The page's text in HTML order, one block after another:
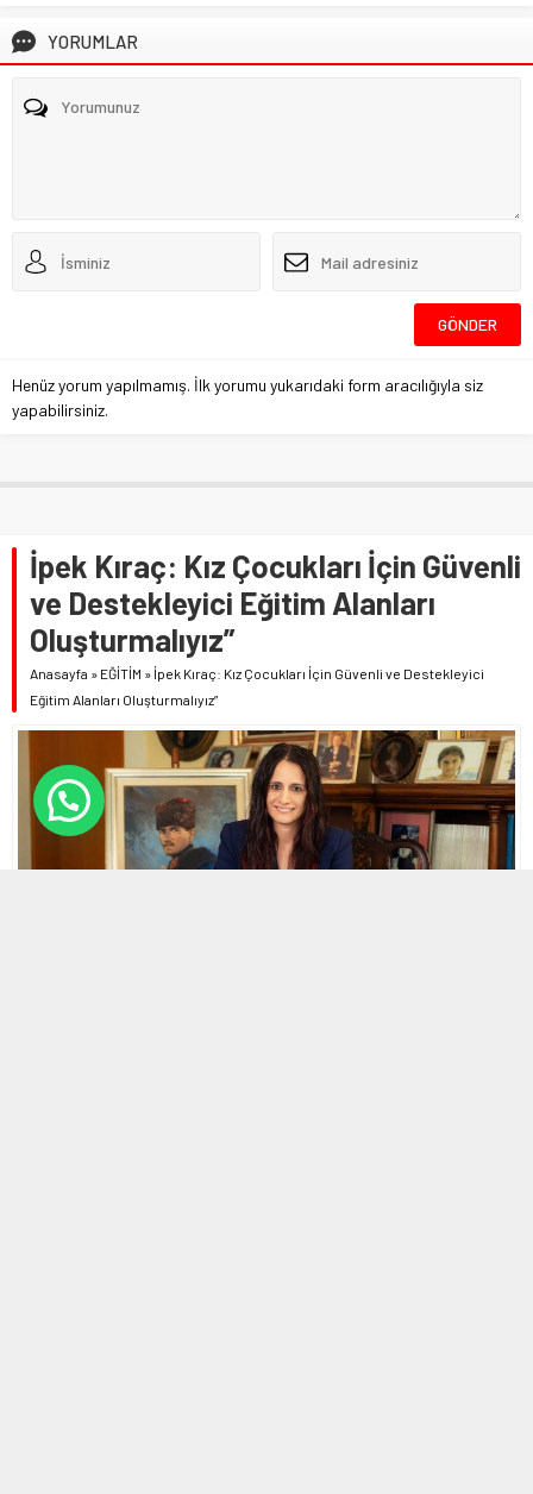
YORUMLAR
Henüz yorum yapılmamış. İlk yorumu yukarıdaki form aracılığıyla siz
yapabilirsiniz.
İpek Kıraç: Kız Çocukları İçin Güvenli
ve Destekleyici Eğitim Alanları
Oluşturmalıyız”
Anasayfa » EĞİTİM » İpek Kıraç: Kız Çocukları İçin Güvenli ve Destekleyici
Eğitim Alanları Oluşturmalıyız”